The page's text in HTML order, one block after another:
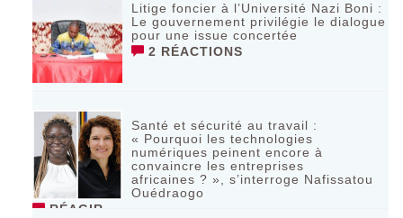
Litige foncier à l’Université Nazi Boni :
Le gouvernement privilégie le dialogue
pour une issue concertée
2 RÉACTIONS
Santé et sécurité au travail :
« Pourquoi les technologies
numériques peinent encore à
convaincre les entreprises
africaines ? », s’interroge Nafissatou
Ouédraogo
RÉAGIR